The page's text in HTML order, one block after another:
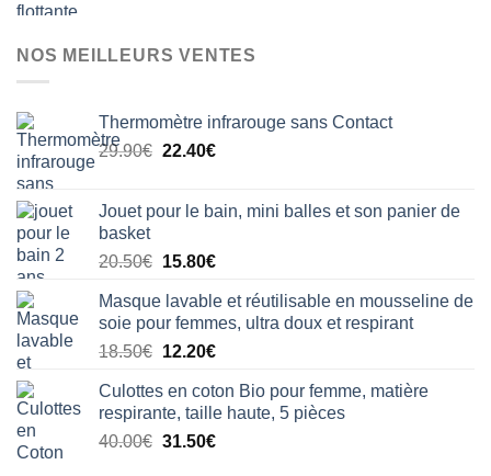
NOS MEILLEURS VENTES
Thermomètre infrarouge sans Contact
29.90€ Le
était :
22.40€Le
est :
Jouet pour le bain, mini balles et son panier de
basket
20.50€ Le
initial
était :
20.50€.
15.80€Le
actuel
est :
15.80€.
Masque lavable et réutilisable en mousseline de
soie pour femmes, ultra doux et respirant
18.50€ Le
initial
était :
18.50€.
12.20€Le
actuel
est :
12.20€.
Culottes en coton Bio pour femme, matière
respirante, taille haute, 5 pièces
40.00€ Le
31.50€Le